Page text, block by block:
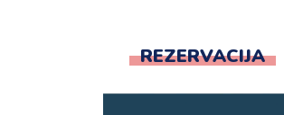
REZERVACIJA